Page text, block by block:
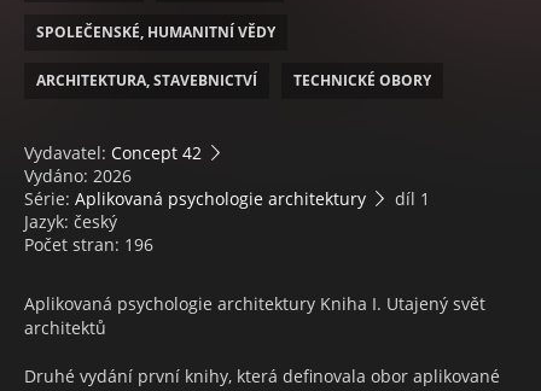
SPOLEČENSKÉ, HUMANITNÍ VĚDY
ARCHITEKTURA, STAVEBNICTVÍ TECHNICKÉ OBORY
Vydavatel: Concept 42
Vydáno: 2026
Série: Aplikovaná psychologie architektury
díl 1
Jazyk: český
Počet stran: 196
Aplikovaná psychologie architektury Kniha I. Utajený svět
architektů
Druhé vydání první knihy, která definovala obor aplikované